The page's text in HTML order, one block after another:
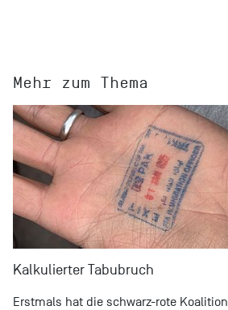
Mehr zum Thema
Kalkulierter Tabubruch
Erstmals hat die schwarz-rote Koalition